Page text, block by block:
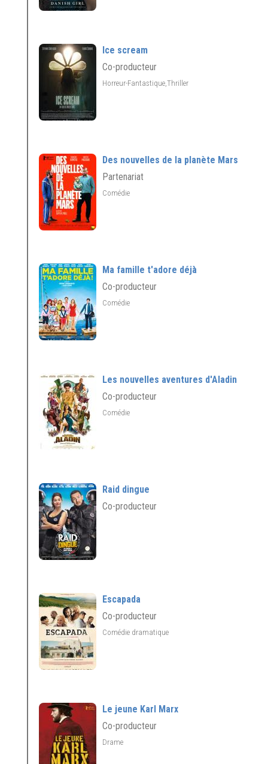
Ice scream
Co-producteur
Horreur-Fantastique,Thriller
Des nouvelles de la planète Mars
Partenariat
Comédie
Ma famille t'adore déjà
Co-producteur
Comédie
Les nouvelles aventures d'Aladin
Co-producteur
Comédie
Raid dingue
Co-producteur
Escapada
Co-producteur
Comédie dramatique
Le jeune Karl Marx
Co-producteur
Drame